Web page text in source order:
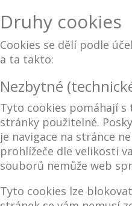
Druhy cookies
Cookies se dělí podle
a ta takto:
Nezbytné
Tyto cookies pomáhají s
stránky použitelné.
je navigace na stránce
prohlížeče dle velikosti
souborů nemůže web
Tyto cookies lze